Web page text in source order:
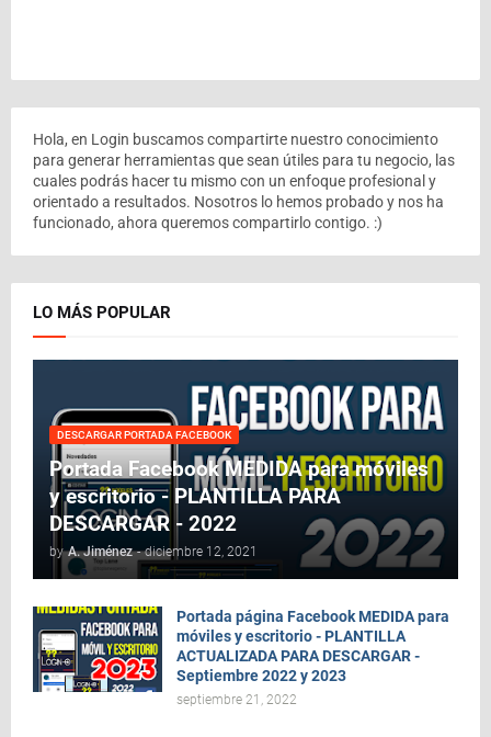
Hola, en Login buscamos compartirte nuestro conocimiento
para generar herramientas que sean útiles para tu negocio, las
cuales podrás hacer tu mismo con un enfoque profesional y
orientado a resultados. Nosotros lo hemos probado y nos ha
funcionado, ahora queremos compartirlo contigo. :)
LO MÁS POPULAR
DESCARGAR PORTADA FACEBOOK
Portada Facebook MEDIDA para móviles
y escritorio - PLANTILLA PARA
DESCARGAR - 2022
by A. Jiménez - diciembre 12, 2021
Portada página Facebook MEDIDA para
móviles y escritorio - PLANTILLA
ACTUALIZADA PARA DESCARGAR -
Septiembre 2022 y 2023
septiembre 21, 2022